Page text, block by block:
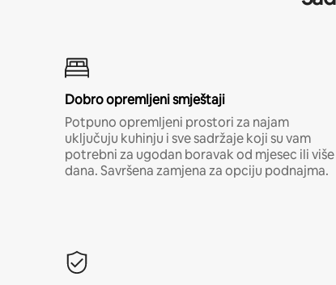
Dobro opremljeni smještaji
Potpuno opremljeni prostori za najam
uključuju kuhinju i sve sadržaje koji su vam
potrebni za ugodan boravak od mjesec ili više
dana. Savršena zamjena za opciju podnajma.